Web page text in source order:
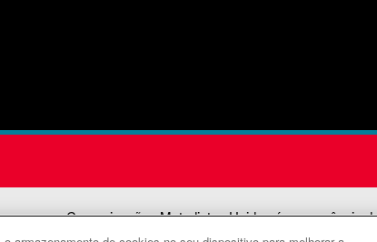
Comunicações Metodistas Unidas é uma agência